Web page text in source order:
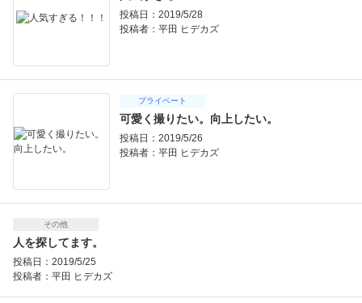
投稿日：2019/5/28
投稿者： 平田 ヒデカズ
プライベート
可愛く撮りたい。向上したい。
投稿日：2019/5/26
投稿者： 平田 ヒデカズ
その他
人を探してます。
投稿日：2019/5/25
投稿者： 平田 ヒデカズ